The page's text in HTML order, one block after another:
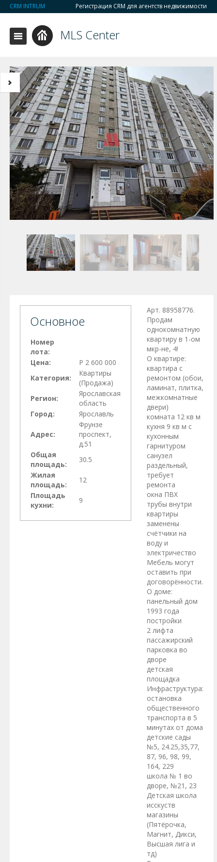
CRM INTRUM Регистрация CRM для агентств недвижимости
MLS Center
Основное
Номер
лота:
Цена:
Р 2 600 000
Категория:
Квартиры
(Продажа)
Регион:
Ярославская
область
Город:
Ярославль
Адрес:
Фрунзе
проспект,
д.51
Общая
площадь:
30.5
Жилая
площадь:
12
Площадь
кухни:
9
Арт. 88958776.
Продам
однокомнатную
квартиру в 1-ом
мкр-не, 4!
О квартире:
квартира с
ремонтом (обои,
ламинат, плитка,
межкомнатные
двери)
комната 12 кв м
кухня 9 кв м с
кухонным
гарнитуром
санузел
раздельный,
требует
ремонта
окна ПВХ
трубы внутри
квартиры
заменены
счётчики на
воду и
электричество
Мебель могут
оставить при
договорённости.
О доме:
панельный дом
1993 года
постройки
2 лифта
пассажирский
парковка во
дворе
детская
площадка
Инфраструктура:
остановка
общественного
транспорта в 5
минутах от дома
детские сады
№5, 24.25,35,77,
87, 96, 98, 99,
164, 229
школа № 1 во
дворе, №21, 23
Детская школа
исскуств
магазины
(Пятёрочка,
Магнит, Дикси,
Высшая лига и
тд)